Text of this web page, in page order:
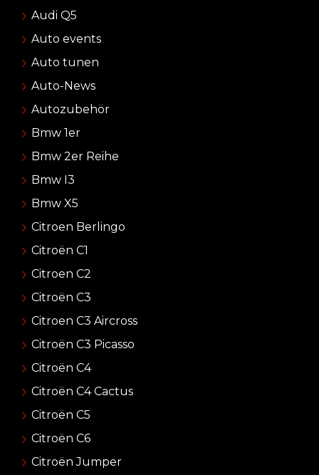
Audi Q5
Auto events
Auto tunen
Auto-News
Autozubehör
Bmw 1er
Bmw 2er Reihe
Bmw I3
Bmw X5
Citroen Berlingo
Citroën C1
Citroen C2
Citroën C3
Citroen C3 Aircross
Citroën C3 Picasso
Citroën C4
Citroën C4 Cactus
Citroën C5
Citroën C6
Citroën Jumper